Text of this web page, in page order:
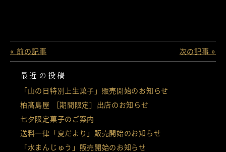
最近の投稿
「山の日特別上生菓子」販売開始のお知らせ
柏髙島屋 ［期間限定］出店のお知らせ
七夕限定菓子のご案内
送料一律「夏だより」販売開始のお知らせ
「水まんじゅう」販売開始のお知らせ
« 前の記事 次の記事 »